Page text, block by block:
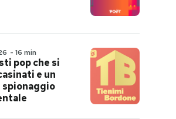
- 16 min
pop che si
e un
spionaggio